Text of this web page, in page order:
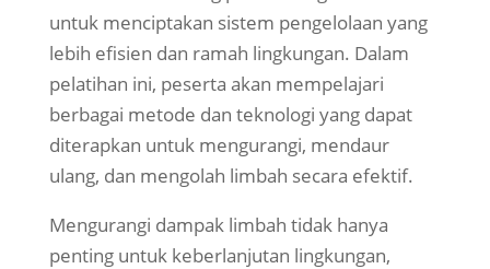
untuk menciptakan sistem pengelolaan yang
lebih efisien dan ramah lingkungan. Dalam
pelatihan ini, peserta akan mempelajari
berbagai metode dan teknologi yang dapat
diterapkan untuk mengurangi, mendaur
ulang, dan mengolah limbah secara efektif.
Mengurangi dampak limbah tidak hanya
penting untuk keberlanjutan lingkungan,